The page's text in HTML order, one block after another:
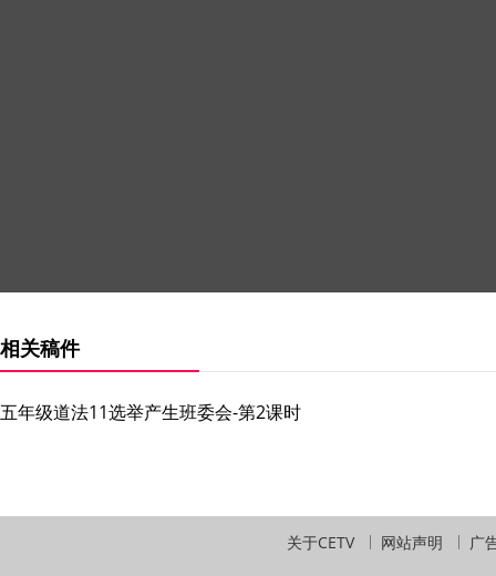
相关稿件
五年级道法11选举产生班委会-第2课时
关于CETV 网站声明 广